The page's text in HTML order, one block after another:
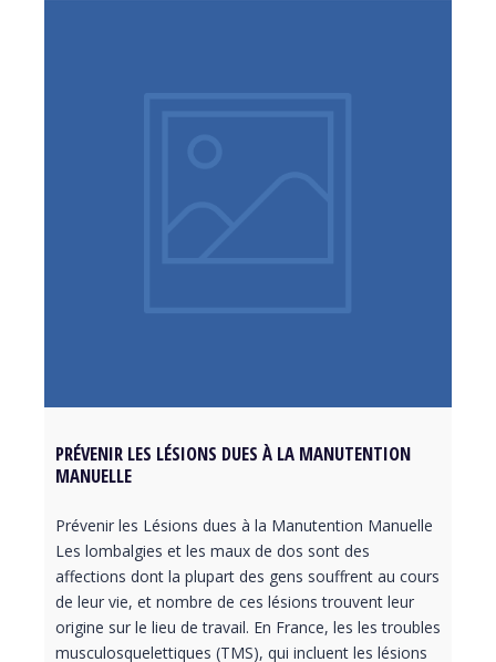
PRÉVENIR LES LÉSIONS DUES À LA MANUTENTION
MANUELLE
Prévenir les Lésions dues à la Manutention Manuelle
Les lombalgies et les maux de dos sont des
affections dont la plupart des gens souffrent au cours
de leur vie, et nombre de ces lésions trouvent leur
origine sur le lieu de travail. En France, les les troubles
musculosquelettiques (TMS), qui incluent les lésions